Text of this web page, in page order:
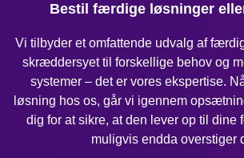
Bestil færdige løsninger
Vi tilbyder et omfattende udvalg af
skræddersyet til forskellige behov og
systemer – det er vores ekspertise.
løsning hos os, går vi igennem
dig for at sikre, at den lever op til dine
muligvis endda overstiger